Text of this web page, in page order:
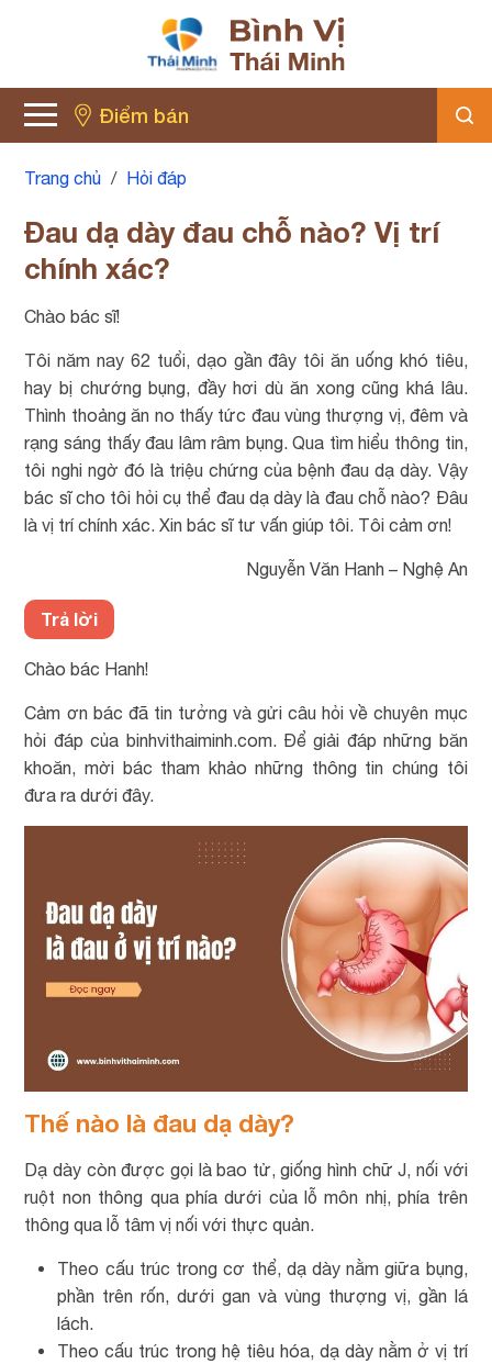
Điểm bán
Trang chủ / Hỏi đáp
Đau dạ dày đau chỗ nào? Vị trí
chính xác?
Chào bác sĩ!
Tôi năm nay 62 tuổi, dạo gần đây tôi ăn uống khó tiêu,
hay bị chướng bụng, đầy hơi dù ăn xong cũng khá lâu.
Thình thoảng ăn no thấy tức đau vùng thượng vị, đêm và
rạng sáng thấy đau lâm râm bụng. Qua tìm hiểu thông tin,
tôi nghi ngờ đó là triệu chứng của bệnh đau dạ dày. Vậy
bác sĩ cho tôi hỏi cụ thể đau dạ dày là đau chỗ nào? Đâu
là vị trí chính xác. Xin bác sĩ tư vấn giúp tôi. Tôi cảm ơn!
Nguyễn Văn Hanh – Nghệ An
Trả lời
Chào bác Hanh!
Cảm ơn bác đã tin tưởng và gửi câu hỏi về chuyên mục
hỏi đáp của binhvithaiminh.com. Để giải đáp những băn
khoăn, mời bác tham khảo những thông tin chúng tôi
đưa ra dưới đây.
Thế nào là đau dạ dày?
Dạ dày còn được gọi là bao tử, giống hình chữ J, nối với
ruột non thông qua phía dưới của lỗ môn nhị, phía trên
thông qua lỗ tâm vị nối với thực quản.
Theo cấu trúc trong cơ thể, dạ dày nằm giữa bụng,
phần trên rốn, dưới gan và vùng thượng vị, gần lá
lách.
Theo cấu trúc trong hệ tiêu hóa, dạ dày nằm ở vị trí